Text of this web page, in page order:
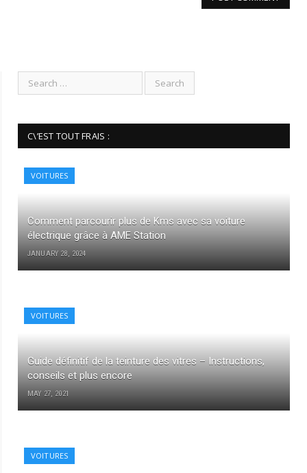
C\’EST TOUT FRAIS :
VOITURES
Comment parcourir plus de Kms avec sa voiture
électrique grâce à AME Station
JANUARY 28, 2024
VOITURES
Guide définitif de la teinture des vitres – Instructions,
conseils et plus encore
MAY 27, 2021
VOITURES